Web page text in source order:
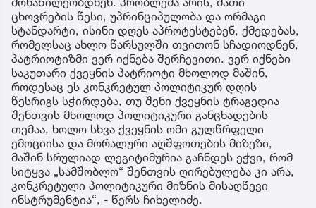
ცხოვრების წესი, უპრინციპულობა და ორმაგი
სტანდარტი, ისინი დღეს აპროტესტებენ, ქმედებას,
რომელსაც ახლო წარსულში თვითონ სჩადიოდნენ,
პატრიოტიზმი ვერ იქნება შერჩევითი. ვერ იქნები
საკუთარი ქვეყნის პატრიოტი მხოლოდ მაშინ,
როდესაც ეს კონკრეტულ პოლიტიკურ დღის
წესრიგს სჭირდება, თუ შენი ქვეყნის ტრაგედია
შენთვის მხოლოდ პოლიტიკური განცხადების
თემაა, ხოლო სხვა ქვეყნის ომი გულწრფელი
ემოციისა და მორალური აღშფოთების მიზეზი,
მაშინ სრულიად ლეგიტიმურია გაჩნდეს ეჭვი, რომ
სიტყვა „სამშობლო“ შენთვის ღირებულება კი არა,
კონკრეტული პოლიტიკური მიზნის მისაღწევი
ინსტრუმენტია“, - წერს ჩიხელიძე.